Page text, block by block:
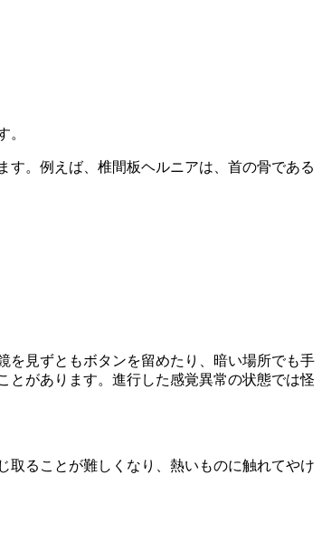
。
。例えば、椎間板ヘルニアは、首の骨である
を見ずともボタンを留めたり、暗い場所でも手
とがあります。進行した感覚異常の状態では怪
取ることが難しくなり、熱いものに触れてやけ